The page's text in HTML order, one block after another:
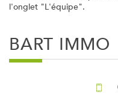
l'onglet "L'équipe".
BART IMMO